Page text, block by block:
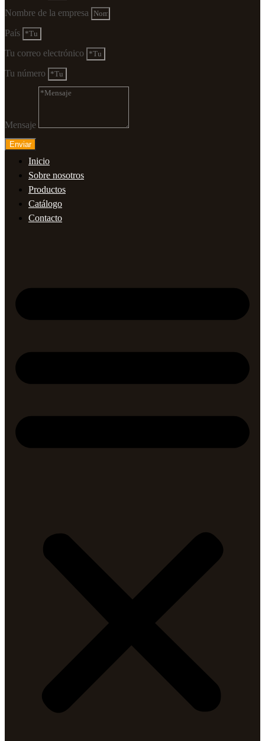
Nombre de la empresa
País
Tu correo electrónico
Tu número
Mensaje
Enviar
Inicio
Sobre nosotros
Productos
Catálogo
Contacto